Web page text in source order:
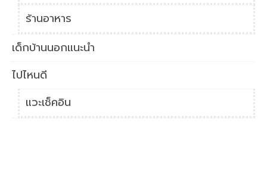
ร้านอาหาร
เด็กบ้านนอกแนะนำ
ไปไหนดี
แวะเช็คอิน